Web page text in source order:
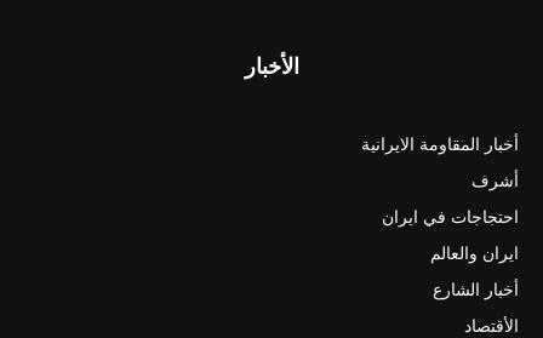
الأخبار
أخبار المقاومة الايرانية
أشرف
احتجاجات في ايران
ايران والعالم
أخبار الشارع
الأقتصاد